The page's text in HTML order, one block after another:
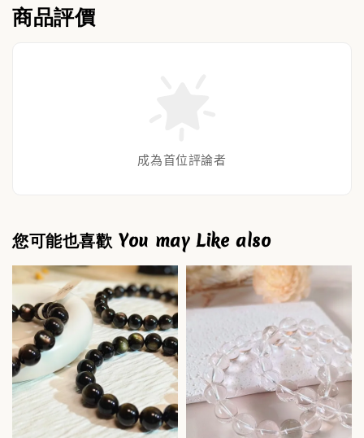
商品評價
成為首位評論者
您可能也喜歡 You may Like also